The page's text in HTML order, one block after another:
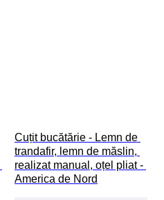
Cuțit bucătărie - Lemn de
trandafir, lemn de măslin,
realizat manual, oțel pliat -
America de Nord